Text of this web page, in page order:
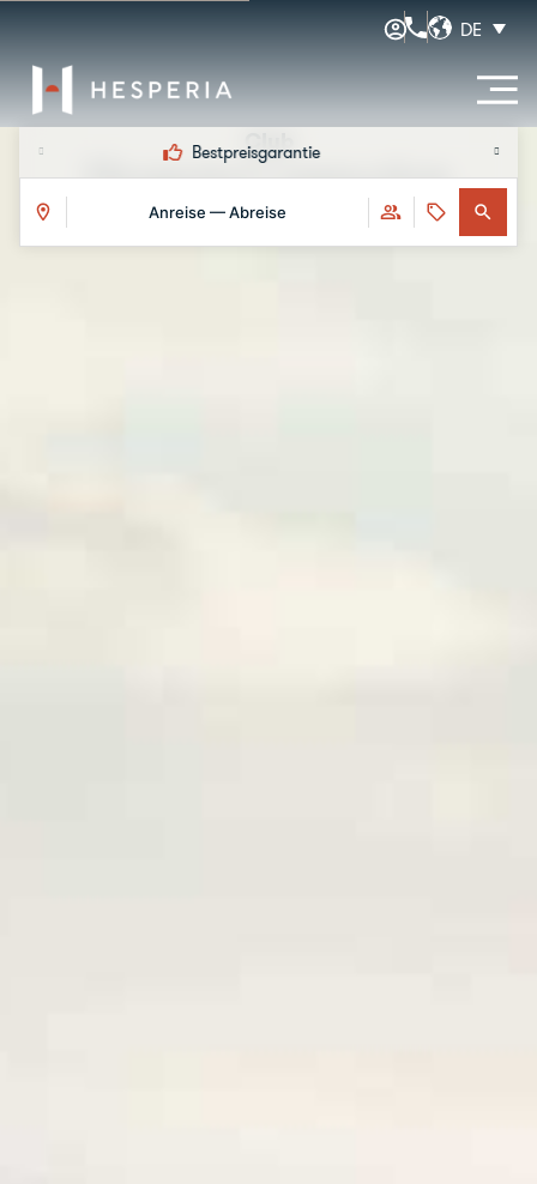
DE
Bestpreisgarantie
Anreise — Abreise
Club
Hesperia Connection